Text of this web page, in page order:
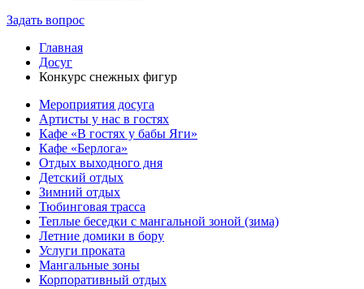
Задать вопрос
Главная
Досуг
Конкурс снежных фигур
Мероприятия досуга
Артисты у нас в гостях
Кафе «В гостях у бабы Яги»
Кафе «Берлога»
Отдых выходного дня
Детский отдых
Зимний отдых
Тюбинговая трасса
Теплые беседки с мангальной зоной (зима)
Летние домики в бору
Услуги проката
Мангальные зоны
Корпоративный отдых